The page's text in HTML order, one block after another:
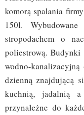
komorą spalania
150l.
stropodachem o
poliestrową. Budynki
wodno-
dzienną znajdującą
kuchnią, jadalnią
przynależne do